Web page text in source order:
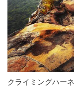
クライミングハー